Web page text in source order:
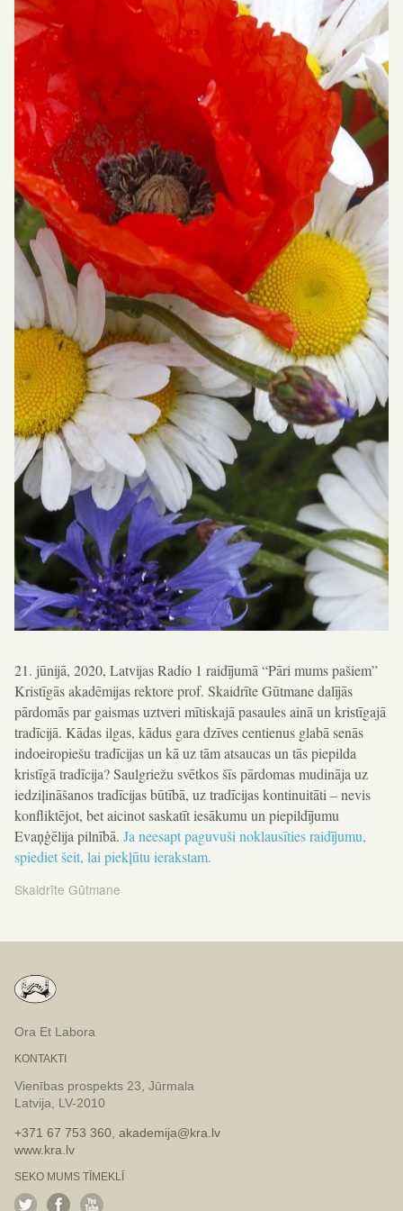
21. jūnijā, 2020, Latvijas Radio 1 raidījumā “Pāri mums pašiem”
Kristīgās akadēmijas rektore prof. Skaidrīte Gūtmane dalījās
pārdomās par gaismas uztveri mītiskajā pasaules ainā un kristīgajā
tradīcijā. Kādas ilgas, kādus gara dzīves centienus glabā senās
indoeiropiešu tradīcijas un kā uz tām atsaucas un tās piepilda
kristīgā tradīcija? Saulgriežu svētkos šīs pārdomas mudināja uz
iedziļināšanos tradīcijas būtībā, uz tradīcijas kontinuitāti – nevis
konfliktējot, bet aicinot saskatīt iesākumu un piepildījumu
Evaņģēlija pilnībā. Ja neesapt paguvuši noklausīties raidījumu,
spiediet šeit, lai piekļūtu ierakstam.
Skaidrīte Gūtmane
Ora Et Labora
KONTAKTI
Vienības prospekts 23, Jūrmala
Latvija, LV-2010
+371 67 753 360, akademija@kra.lv
www.kra.lv
SEKO MUMS TĪMEKLĪ